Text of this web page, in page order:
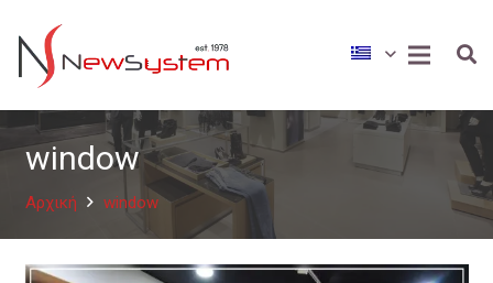
window
Αρχική window